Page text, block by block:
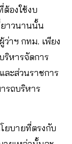
องใช้งบ
าวนานนั้น
าฯ กทม. เพียง
ริหารจัดการ
ละส่วนราชการ
รถบริหาร
ยบายที่ตรงกับ